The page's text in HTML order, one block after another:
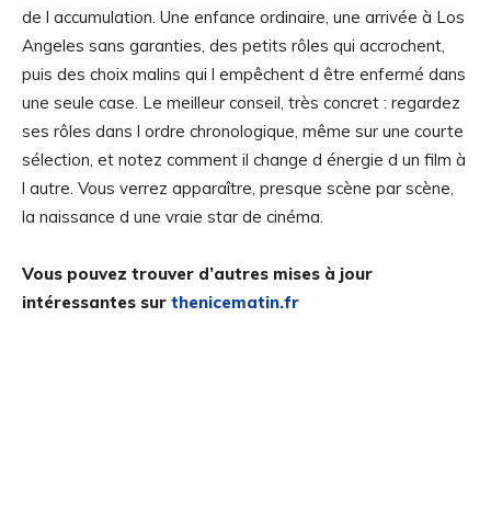
de l accumulation. Une enfance ordinaire, une arrivée à Los
Angeles sans garanties, des petits rôles qui accrochent,
puis des choix malins qui l empêchent d être enfermé dans
une seule case. Le meilleur conseil, très concret : regardez
ses rôles dans l ordre chronologique, même sur une courte
sélection, et notez comment il change d énergie d un film à
l autre. Vous verrez apparaître, presque scène par scène,
la naissance d une vraie star de cinéma.
Vous pouvez trouver d’autres mises à jour
intéressantes sur thenicematin.fr